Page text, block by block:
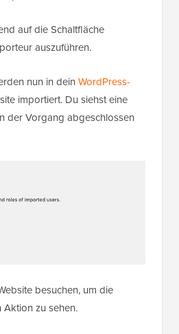
auf die Schaltfläche
auszuführen.
nun in dein WordPress-
importiert. Du siehst eine
der Vorgang abgeschlossen
besuchen, um die
Aktion zu sehen.